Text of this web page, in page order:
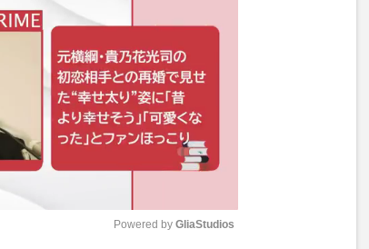
Powered by GliaStudios